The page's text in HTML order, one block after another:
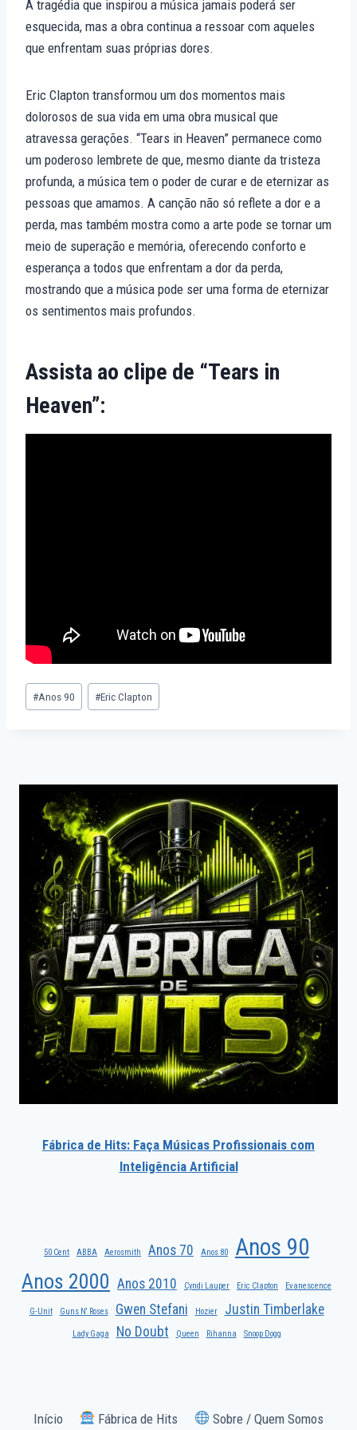
A tragédia que inspirou a música jamais poderá ser
esquecida, mas a obra continua a ressoar com aqueles
que enfrentam suas próprias dores.
Eric Clapton transformou um dos momentos mais
dolorosos de sua vida em uma obra musical que
atravessa gerações. “Tears in Heaven” permanece como
um poderoso lembrete de que, mesmo diante da tristeza
profunda, a música tem o poder de curar e de eternizar as
pessoas que amamos. A canção não só reflete a dor e a
perda, mas também mostra como a arte pode se tornar um
meio de superação e memória, oferecendo conforto e
esperança a todos que enfrentam a dor da perda,
mostrando que a música pode ser uma forma de eternizar
os sentimentos mais profundos.
Assista ao clipe de “Tears in
Heaven”:
Tags
do
#Anos 90 #Eric Clapton
Fábrica de Hits: Faça Músicas Profissionais com
Inteligência Artificial
50 Cent ABBA Aerosmith Anos 70 Anos 80 Anos 90
Anos 2000 Anos 2010 Cyndi Lauper Eric Clapton Evanescence
G-Unit Guns N' Roses Gwen Stefani Hozier Justin Timberlake
Lady Gaga No Doubt Queen Rihanna Snoop Dogg
Início Fábrica de Hits Sobre / Quem Somos